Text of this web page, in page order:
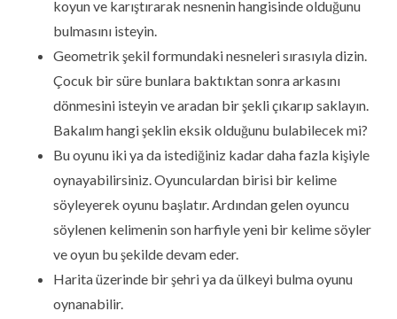
koyun ve karıştırarak nesnenin hangisinde olduğunu
bulmasını isteyin.
Geometrik şekil formundaki nesneleri sırasıyla dizin.
Çocuk bir süre bunlara baktıktan sonra arkasını
dönmesini isteyin ve aradan bir şekli çıkarıp saklayın.
Bakalım hangi şeklin eksik olduğunu bulabilecek mi?
Bu oyunu iki ya da istediğiniz kadar daha fazla kişiyle
oynayabilirsiniz. Oyunculardan birisi bir kelime
söyleyerek oyunu başlatır. Ardından gelen oyuncu
söylenen kelimenin son harfiyle yeni bir kelime söyler
ve oyun bu şekilde devam eder.
Harita üzerinde bir şehri ya da ülkeyi bulma oyunu
oynanabilir.